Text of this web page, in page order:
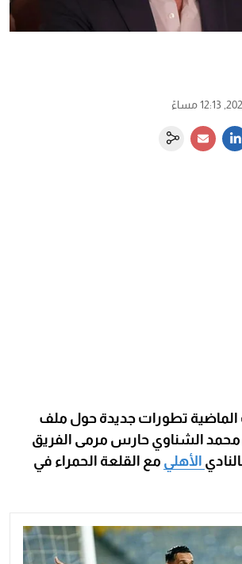
تطورات جديدة حول ملف
محمد الشناوي حارس مرمى الفريق
الأهلي مع القلعة الحمراء في